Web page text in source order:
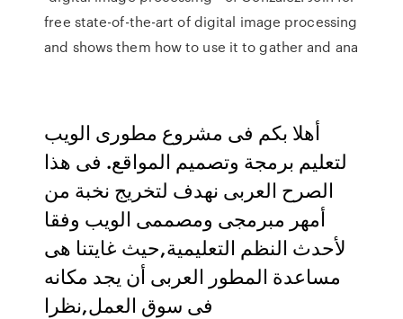
free state-of-the-art of digital image processing
and shows them how to use it to gather and ana
أهلا بكم فى مشروع مطورى الويب
لتعليم برمجة وتصميم المواقع. فى هذا
الصرح العربى نهدف لتخريج نخبة من
أمهر مبرمجى ومصممى الويب وفقا
لأحدث النظم التعليمية,حيث غايتنا هى
مساعدة المطور العربى أن يجد مكانه
فى سوق العمل,نظرا